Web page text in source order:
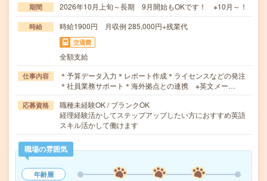
期間 2026年10月上旬～長期 9月開始もOKです！ ※10月～！
時給 時給1900円 月収例 285,000円+残業代
交通費
全額支給
仕事内容
＊予算データ入力＊レポート作成＊ライセンスなどの発注
＊社員業務サポート＊海外拠点との連携 ※英文メー…
応募資格
職種未経験OK / ブランクOK
経理経験活かしてステップアップしたい方におすすめ英語
スキル活かして働けます
職場の雰囲気
年齢層